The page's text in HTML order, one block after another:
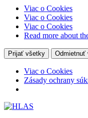
Viac o Cookies
Viac o Cookies
Viac o Cookies
Read more about
Prijať všetky Odmietnuť
Viac o Cookies
Zásady ochrany